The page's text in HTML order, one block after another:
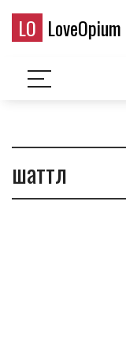
LO LoveOpium
шаттл